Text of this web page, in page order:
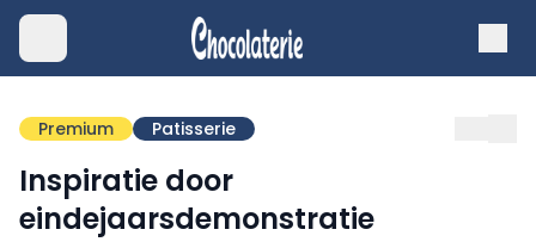
Premium Patisserie
Inspiratie door
eindejaarsdemonstratie